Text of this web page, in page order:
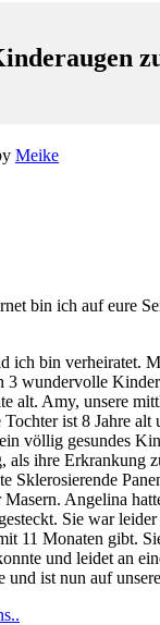
Meike
bin ich auf eure
ich bin verheiratet.
3 wundervolle
alt. Amy, unsere
Tochter ist 8 Jahre
völlig gesundes
als ihre Erkrankung
Sklerosierende
Masern. Angelina
Sie war
11 Monaten gibt.
und leidet an
und ist nun auf